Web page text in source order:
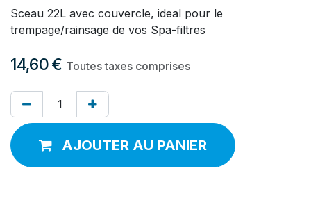
Sceau 22L avec couvercle, ideal pour le
trempage/rainsage de vos Spa-filtres
14,60€ Toutes taxes comprises
AJOUTER AU PANIER